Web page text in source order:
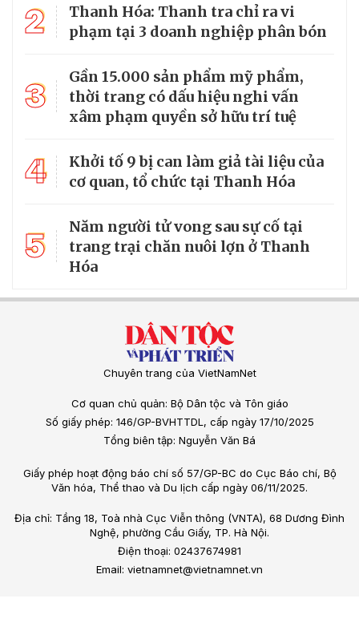
2
Thanh Hóa: Thanh tra chỉ ra vi
phạm tại 3 doanh nghiệp phân bón
3
Gần 15.000 sản phẩm mỹ phẩm,
thời trang có dấu hiệu nghi vấn
xâm phạm quyền sở hữu trí tuệ
4
Khởi tố 9 bị can làm giả tài liệu của
cơ quan, tổ chức tại Thanh Hóa
5
Năm người tử vong sau sự cố tại
trang trại chăn nuôi lợn ở Thanh
Hóa
Chuyên trang của VietNamNet
Cơ quan chủ quản: Bộ Dân tộc và Tôn giáo
Số giấy phép: 146/GP-BVHTTDL, cấp ngày 17/10/2025
Tổng biên tập: Nguyễn Văn Bá
Giấy phép hoạt động báo chí số 57/GP-BC do Cục Báo chí, Bộ
Văn hóa, Thể thao và Du lịch cấp ngày 06/11/2025.
Địa chỉ: Tầng 18, Toà nhà Cục Viễn thông (VNTA), 68 Dương Đình
Nghệ, phường Cầu Giấy, TP. Hà Nội.
Điện thoại: 02437674981
Email: vietnamnet@vietnamnet.vn